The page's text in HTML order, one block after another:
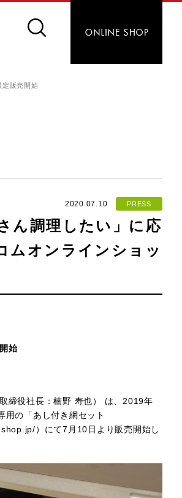
定販売開始
2020.07.10 PRESS
ん調理したい」に応
ムオンラインショッ
始
締役社長：楠野 寿也） は、2019年
の「あし付き網セット
）にて7月10日より販売開始し